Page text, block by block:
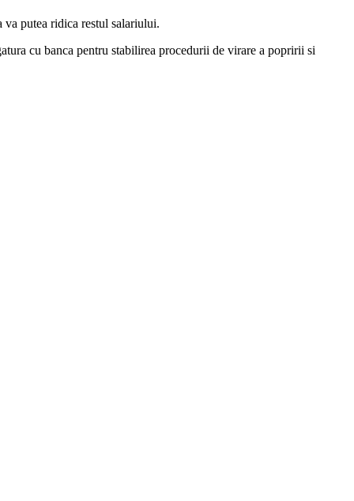
va putea ridica restul salariului.
cu banca pentru stabilirea procedurii de virare a popririi si